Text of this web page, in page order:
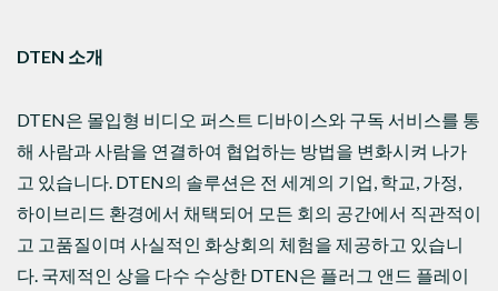
DTEN 소개
DTEN은 몰입형 비디오 퍼스트 디바이스와 구독 서비스를 통
해 사람과 사람을 연결하여 협업하는 방법을 변화시켜 나가
고 있습니다. DTEN의 솔루션은 전 세계의 기업, 학교, 가정,
하이브리드 환경에서 채택되어 모든 회의 공간에서 직관적이
고 고품질이며 사실적인 화상회의 체험을 제공하고 있습니
다. 국제적인 상을 다수 수상한 DTEN은 플러그 앤드 플레이